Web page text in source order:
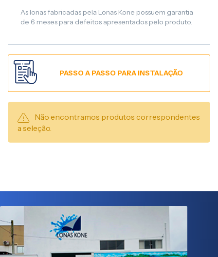
As lonas fabricadas pela Lonas Kone possuem garantia
de 6 meses para defeitos apresentados pelo produto.
Não encontramos produtos correspondentes
a seleção.
PASSO A PASSO PARA INSTALAÇÃO